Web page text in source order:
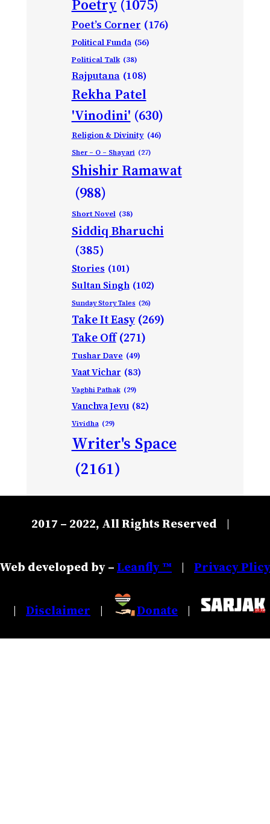
Poetry (1075)
Poet’s Corner (176)
Political Funda (56)
Political Talk (38)
Rajputana (108)
Rekha Patel
'Vinodini' (630)
Religion & Divinity (46)
Sher – O – Shayari (27)
Shishir Ramawat
(988)
Short Novel (38)
Siddiq Bharuchi
(385)
Stories (101)
Sultan Singh (102)
Sunday Story Tales (26)
Take It Easy (269)
Take Off (271)
Tushar Dave (49)
Vaat Vichar (83)
Vagbhi Pathak (29)
Vanchva Jevu (82)
Vividha (29)
Writer's Space
(2161)
2017 – 2022, All Rights Reserved |
Web developed by –Leanfly ™ | Privacy Plicy
| Disclaimer | Donate |